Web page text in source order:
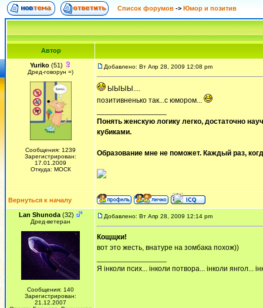
Список форумов -> Юмор и позитив
Автор
Yuriko (51)
Дред-говорун =)
Сообщения: 1239
Зарегистрирован:
17.01.2009
Откуда: МОСК
Добавлено: Вт Апр 28, 2009 12:08 pm
ЫЫЫЫ....
позитивненько так...с юмором...
Понять женскую логику легко, достаточно
кубиками.
Образование мне не поможет. Каждый раз,
Вернуться к началу
Lan Shunoda (32)
Дред-ветеран
Сообщения: 140
Зарегистрирован:
21.12.2007
Добавлено: Вт Апр 28, 2009 12:14 pm
Кощщки!
вот это жесть, внатуре на зомбака похож))
Я інколи псих... інколи потвора... інколи янгол...